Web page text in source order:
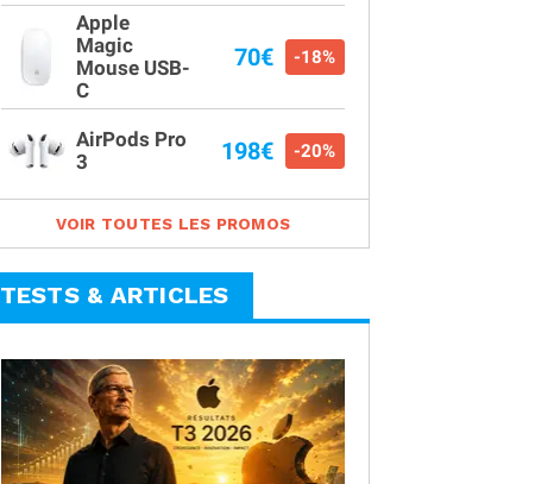
Apple
Magic
Mouse USB-
C
70€ -18%
AirPods Pro
3
198€ -20%
VOIR TOUTES LES PROMOS
TESTS & ARTICLES